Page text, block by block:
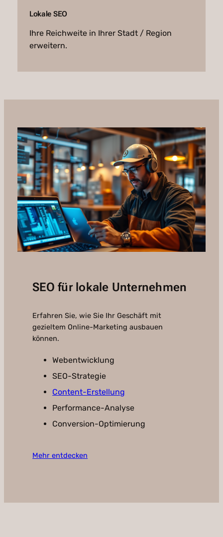
Lokale SEO
Ihre Reichweite in Ihrer Stadt / Region
erweitern.
SEO für lokale Unternehmen
Erfahren Sie, wie Sie Ihr Geschäft mit
gezieltem Online-Marketing ausbauen
können.
Webentwicklung
SEO-Strategie
Content-Erstellung
Performance-Analyse
Conversion-Optimierung
Mehr entdecken